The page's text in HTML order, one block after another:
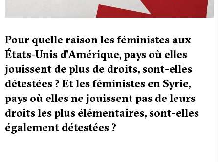
Pour quelle raison les féministes aux
États-Unis d'Amérique, pays où elles
jouissent de plus de droits, sont-elles
détestées ? Et les féministes en Syrie,
pays où elles ne jouissent pas de leurs
droits les plus élémentaires, sont-elles
également détestées ?